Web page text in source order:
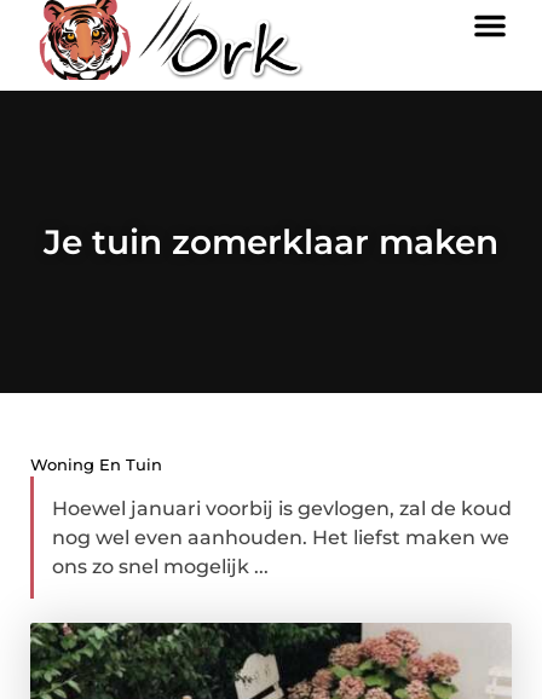
Je tuin zomerklaar maken
Woning En Tuin
Hoewel januari voorbij is gevlogen, zal de koud
nog wel even aanhouden. Het liefst maken we
ons zo snel mogelijk ...